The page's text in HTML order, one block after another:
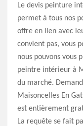
Le devis peinture
permet à tous nos
offre en lien avec
convient pas, vous
nous pouvons vous
peintre intérieur à
du marché.
Maisoncelles En
est entièrement
La requête se fait